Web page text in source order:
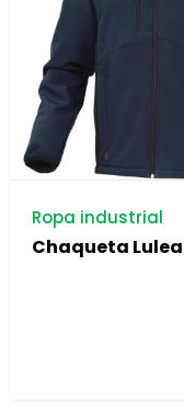
Ropa industrial
Chaqueta